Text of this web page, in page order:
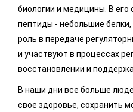
биологии и медицины. В
пептиды - небольшие
роль в передаче
и участвуют в процессах
восстановлении и
В наши дни все больше
свое здоровье, сохранить